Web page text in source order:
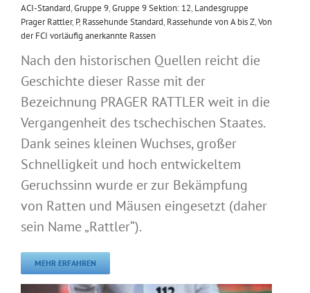
ACI-Standard,Gruppe 9,Gruppe 9 Sektion: 12, Landesgruppe
Prager Rattler, P, Rassehunde Standard, Rassehunde von A bis Z,Von
der FCI vorläufig anerkannte Rassen
Nach den historischen Quellen reicht die
Geschichte dieser Rasse mit der
Bezeichnung PRAGER RATTLER weit in die
Vergangenheit des tschechischen Staates.
Dank seines kleinen Wuchses, großer
Schnelligkeit und hoch entwickeltem
Geruchssinn wurde er zur Bekämpfung
von Ratten und Mäusen eingesetzt (daher
sein Name „Rattler“).
MEHR ERFAHREN